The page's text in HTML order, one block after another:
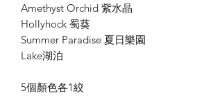
Amethyst Orchid 紫水晶
Hollyhock 蜀葵
Summer Paradise 夏日樂園
Lake湖泊
5個顏色各1絞